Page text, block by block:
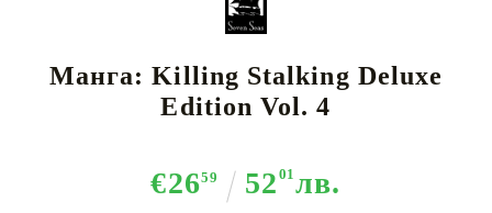
Манга: Killing Stalking Deluxe
Edition Vol. 4
€2659 52 01 лв.